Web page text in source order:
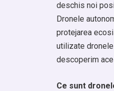
deschis noi
Dronele
protejarea
utilizate
descoperim
Ce sunt